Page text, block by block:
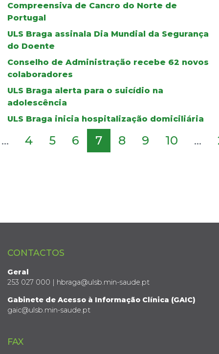
Compreensiva de Cancro do Norte de
Portugal
ULS Braga assinala Dia Mundial da Segurança
do Doente
Conselho de Administração recebe 62 novos
colaboradores
ULS Braga alerta para o suicídio na
adolescência
ULS Braga inicia hospitalização domiciliária
... 4 5 6 7 8 9 10 ...
CONTACTOS
Geral
253 027 000 | hbraga@ulsb.min-saude.pt
Gabinete de Acesso à Informação Clínica (GAIC)
gaic@ulsb.min-saude.pt
FAX